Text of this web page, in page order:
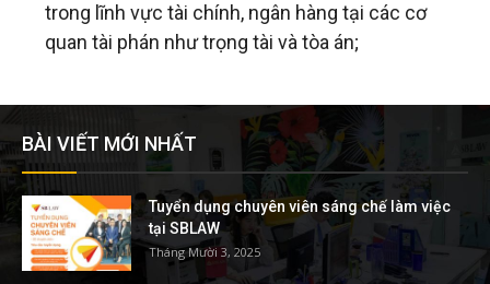
trong lĩnh vực tài chính, ngân hàng tại các cơ
quan tài phán như trọng tài và tòa án;
BÀI VIẾT MỚI NHẤT
Tuyển dụng chuyên viên sáng chế làm việc
tại SBLAW
Tháng Mười 3, 2025